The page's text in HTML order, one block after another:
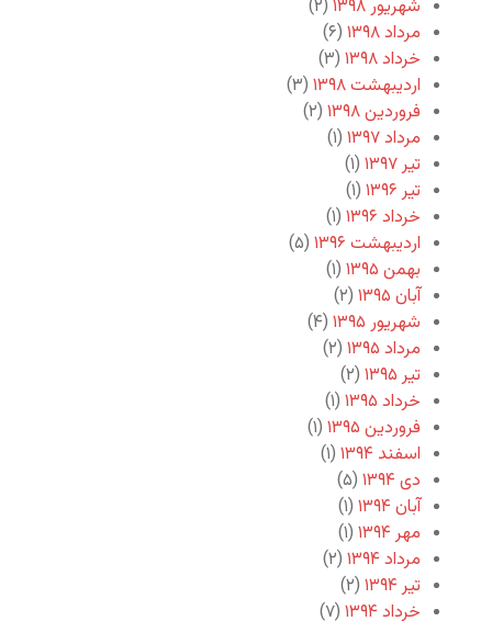
شهریور ۱۳۹۸
(۲)
مرداد ۱۳۹۸
(۶)
خرداد ۱۳۹۸
(۳)
اردیبهشت ۱۳۹۸
(۳)
فروردین ۱۳۹۸
(۲)
مرداد ۱۳۹۷
(۱)
تیر ۱۳۹۷
(۱)
تیر ۱۳۹۶
(۱)
خرداد ۱۳۹۶
(۱)
اردیبهشت ۱۳۹۶
(۵)
بهمن ۱۳۹۵
(۱)
آبان ۱۳۹۵
(۲)
شهریور ۱۳۹۵
(۴)
مرداد ۱۳۹۵
(۲)
تیر ۱۳۹۵
(۲)
خرداد ۱۳۹۵
(۱)
فروردین ۱۳۹۵
(۱)
اسفند ۱۳۹۴
(۱)
دی ۱۳۹۴
(۵)
آبان ۱۳۹۴
(۱)
مهر ۱۳۹۴
(۱)
مرداد ۱۳۹۴
(۲)
تیر ۱۳۹۴
(۲)
خرداد ۱۳۹۴
(۷)